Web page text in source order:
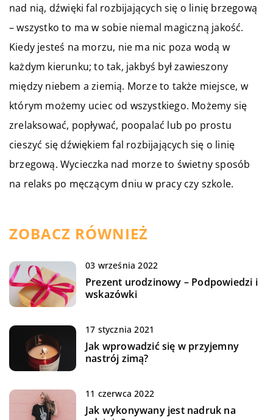
nad nią, dźwięki fal rozbijających się o linię brzegową
– wszystko to ma w sobie niemal magiczną jakość.
Kiedy jesteś na morzu, nie ma nic poza wodą w
każdym kierunku; to tak, jakbyś był zawieszony
między niebem a ziemią. Morze to także miejsce, w
którym możemy uciec od wszystkiego. Możemy się
zrelaksować, popływać, poopalać lub po prostu
cieszyć się dźwiękiem fal rozbijających się o linię
brzegową. Wycieczka nad morze to świetny sposób
na relaks po męczącym dniu w pracy czy szkole.
ZOBACZ RÓWNIEŻ
03 września 2022
Prezent urodzinowy – Podpowiedzi i
wskazówki
17 stycznia 2021
Jak wprowadzić się w przyjemny
nastrój zimą?
11 czerwca 2022
Jak wykonywany jest nadruk na